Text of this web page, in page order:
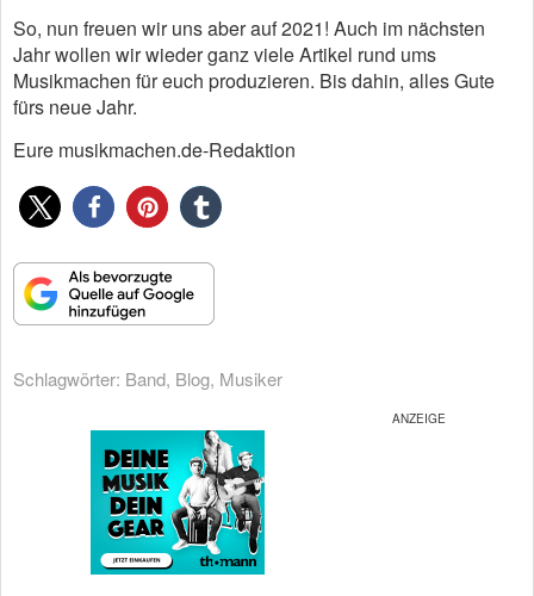
So, nun freuen wir uns aber auf 2021! Auch im nächsten
Jahr wollen wir wieder ganz viele Artikel rund ums
Musikmachen für euch produzieren. Bis dahin, alles Gute
fürs neue Jahr.
Eure musikmachen.de-Redaktion
Schlagwörter: Band, Blog, Musiker